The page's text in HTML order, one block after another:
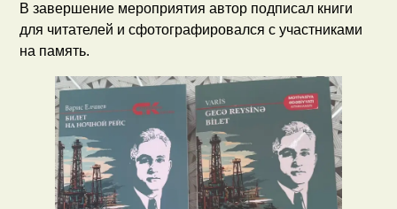
В завершение мероприятия автор подписал книги
для читателей и сфотографировался с участниками
на память.